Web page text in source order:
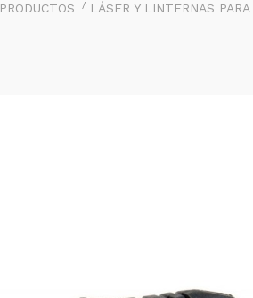
PRODUCTOS LÁSER Y LINTERNAS PARA